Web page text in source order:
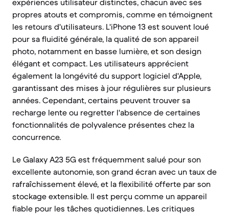
expériences utilisateur distinctes, chacun avec ses
propres atouts et compromis, comme en témoignent
les retours d'utilisateurs. L'iPhone 13 est souvent loué
pour sa fluidité générale, la qualité de son appareil
photo, notamment en basse lumière, et son design
élégant et compact. Les utilisateurs apprécient
également la longévité du support logiciel d'Apple,
garantissant des mises à jour régulières sur plusieurs
années. Cependant, certains peuvent trouver sa
recharge lente ou regretter l'absence de certaines
fonctionnalités de polyvalence présentes chez la
concurrence.
Le Galaxy A23 5G est fréquemment salué pour son
excellente autonomie, son grand écran avec un taux de
rafraîchissement élevé, et la flexibilité offerte par son
stockage extensible. Il est perçu comme un appareil
fiable pour les tâches quotidiennes. Les critiques